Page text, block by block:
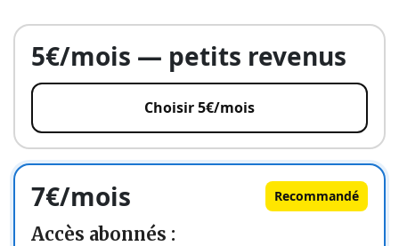
5€/mois — petits revenus
Choisir 5€/mois
7€/mois Recommandé
Accès abonnés :